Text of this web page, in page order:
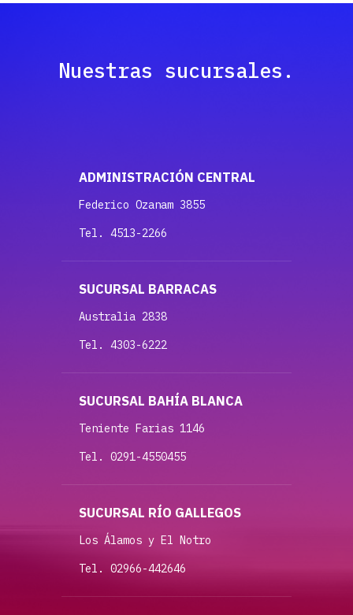
Nuestras sucursales.
ADMINISTRACIÓN CENTRAL
Federico Ozanam 3855
Tel. 4513-2266
SUCURSAL BARRACAS
Australia 2838
Tel. 4303-6222
SUCURSAL BAHÍA BLANCA
Teniente Farias 1146
Tel. 0291-4550455
SUCURSAL RÍO GALLEGOS
Los Álamos y El Notro
Tel. 02966-442646